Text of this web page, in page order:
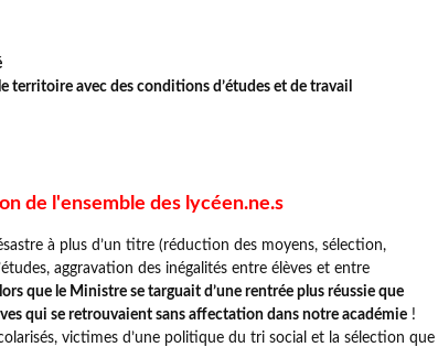
avec des conditions d’études et de travail
de l'ensemble des lycéen.ne.s
à plus d’un titre (réduction des moyens, sélection,
aggravation des inégalités entre élèves et entre
que le Ministre se targuait d’une rentrée plus réussie que
qui se retrouvaient sans affectation dans notre académie !
victimes d’une politique du tri social et la sélection que